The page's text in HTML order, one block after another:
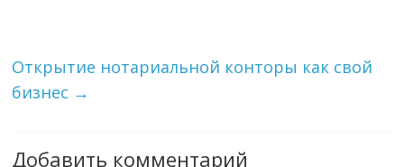
Открытие нотариальной конторы как свой
бизнес →
Добавить комментарий